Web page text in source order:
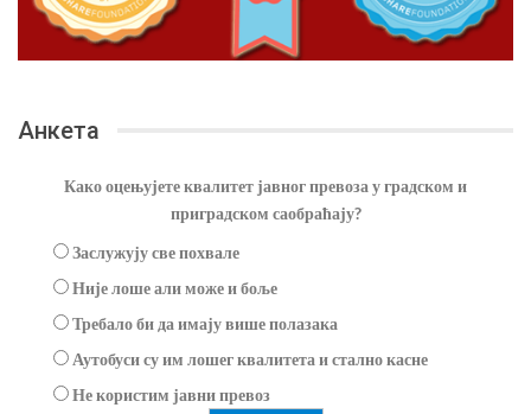
Анкета
Како оцењујете квалитет јавног превоза у градском и
приградском саобраћају?
Заслужују све похвале
Није лоше али може и боље
Требало би да имају више полазака
Аутобуси су им лошег квалитета и стално касне
Не користим јавни превоз